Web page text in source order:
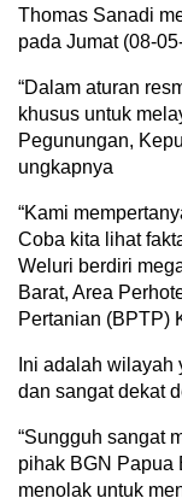
Thomas Sanadi
pada Jumat (08-
“Dalam aturan
khusus untuk
Pegunungan,
ungkapnya
“Kami
Coba kita lihat
Weluri berdiri
Barat, Area
Pertanian (BPTP)
Ini adalah
dan sangat dekat
“Sungguh sangat
pihak BGN Papua
menolak untuk